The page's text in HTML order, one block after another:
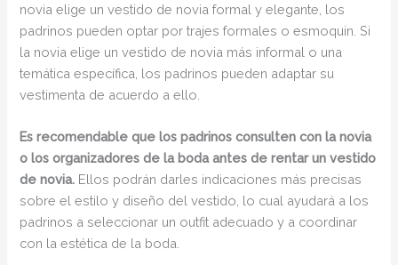
novia elige un vestido de novia formal y elegante, los
padrinos pueden optar por trajes formales o esmoquin. Si
la novia elige un vestido de novia más informal o una
temática específica, los padrinos pueden adaptar su
vestimenta de acuerdo a ello.
Es recomendable que los padrinos consulten con la novia
o los organizadores de la boda antes de rentar un vestido
de novia. Ellos podrán darles indicaciones más precisas
sobre el estilo y diseño del vestido, lo cual ayudará a los
padrinos a seleccionar un outfit adecuado y a coordinar
con la estética de la boda.